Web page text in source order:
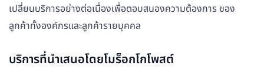
เปลี่ยนบริการอย่างต่อเนื่องเพื่อตอบสนองความต้องการ ของ
ลูกค้าทั้งองค์กรและลูกค้ารายบุคคล
บริการที่นำเสนอโดยโมร็อกโกโพสต์